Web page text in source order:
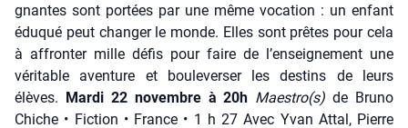
gnantes sont por­tées par une même voca­tion : un enfant
édu­qué peut chan­ger le monde. Elles sont prêtes pour cela
à affron­ter mille défis pour faire de l’enseignement une
véri­table aven­ture et bou­le­ver­ser les des­tins de leurs
élèves. Mar­di 22 novembre à 20h Maestro(s) de Bru­no
Chiche • Fic­tion • France • 1 h 27 Avec Yvan Attal, Pierre